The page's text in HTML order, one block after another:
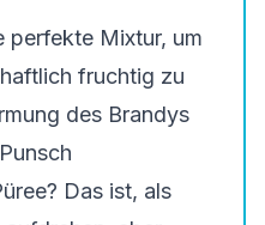
perfekte Mixtur, um
fruchtig zu
des Brandys
Das ist, als